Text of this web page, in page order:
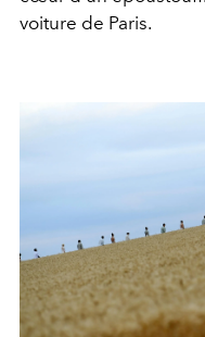
voiture de Paris.